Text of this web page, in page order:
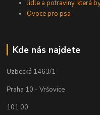
Jídle a potraviny, která
Ovoce pro psa
Kde nás najdete
Uzbecká 1463/1
Praha 10 - Vršovice
101 00